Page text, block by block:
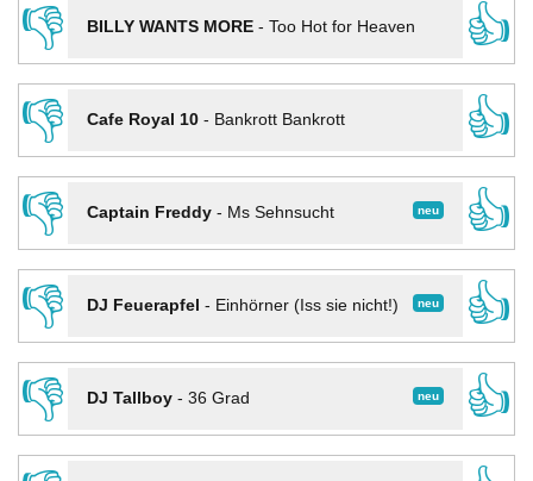
👎
BILLY WANTS MORE- Too Hot for Heaven
👍
👎
Cafe Royal 10- Bankrott Bankrott
👍
👎
neu
Captain Freddy- Ms Sehnsucht
👍
👎
neu
DJ Feuerapfel - Einhörner (Iss sie nicht!)
👍
👎
neu
DJ Tallboy- 36 Grad
👍